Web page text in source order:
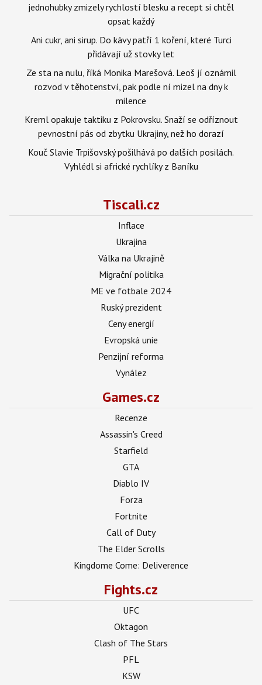
jednohubky zmizely rychlostí blesku a recept si chtěl
opsat každý
Ani cukr, ani sirup. Do kávy patří 1 koření, které Turci
přidávají už stovky let
Ze sta na nulu, říká Monika Marešová. Leoš jí oznámil
rozvod v těhotenství, pak podle ní mizel na dny k
milence
Kreml opakuje taktiku z Pokrovsku. Snaží se odříznout
pevnostní pás od zbytku Ukrajiny, než ho dorazí
Kouč Slavie Trpišovský pošilhává po dalších posilách.
Vyhlédl si africké rychlíky z Baníku
Tiscali.cz
Inflace
Ukrajina
Válka na Ukrajině
Migrační politika
ME ve fotbale 2024
Ruský prezident
Ceny energií
Evropská unie
Penzijní reforma
Vynález
Games.cz
Recenze
Assassin's Creed
Starfield
GTA
Diablo IV
Forza
Fortnite
Call of Duty
The Elder Scrolls
Kingdome Come: Deliverence
Fights.cz
UFC
Oktagon
Clash of The Stars
PFL
KSW